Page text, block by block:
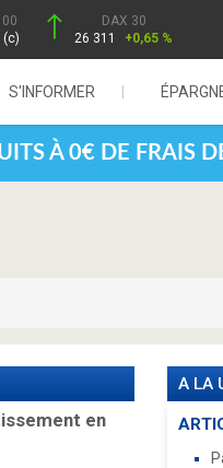
(c)
DAX 30
26 311
+0,65 %
S'INFORMER
À 0€ DE FRAIS
en
A LA